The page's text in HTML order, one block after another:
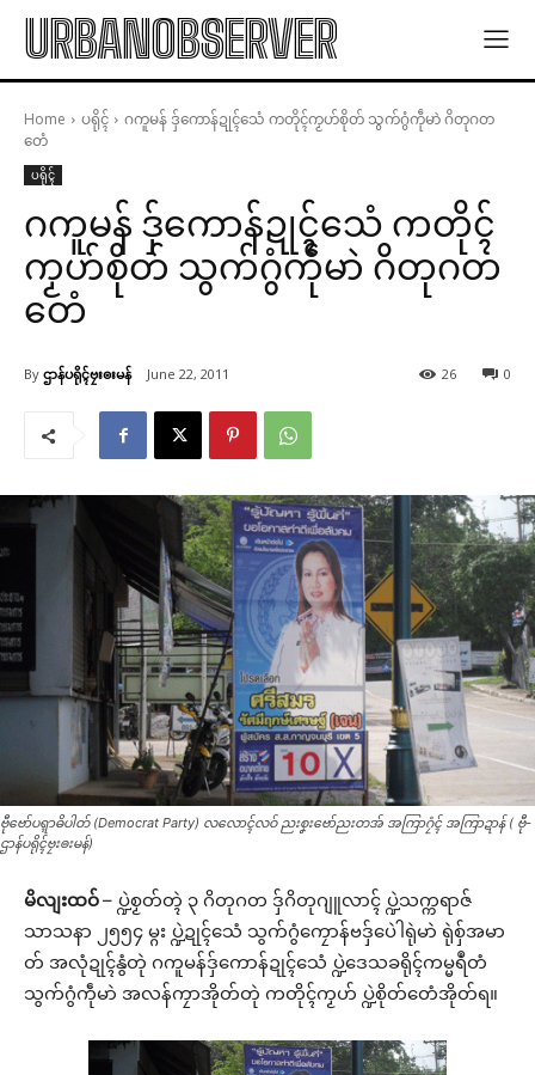
URBANOBSERVER
Home ပရိုၚ်
ဂကူမန် ဒှ်ကောန်ဍုၚ်သေံ ကတိုၚ်ကၟဟ်စိုတ် သွက်ဂွံကဵုမာဲ ဂိတုဂတ
တေံ
ပရိုၚ်
ဂကူမန် ဒှ်ကောန်ဍုၚ်သေံ ကတိုၚ်
ကၟဟ်စိုတ် သွက်ဂွံကဵုမာဲ ဂိတုဂတ
တေံ
By ဌာန်ပရိုၚ်ဗၠးၜးမန် June 22, 2011 0
26
ဗီုဗော်ပရ္ၚာဓိပါတ် (Democrat Party) လလောၚ်လဝ် ညးစၞးဗော်ညးတအ် အကြာဂၠံၚ် အကြာဍာန် ( ဗီု-
ဌာန်ပရိုၚ်ဗၠးၜးမန်)
မိလျးထဝ်– ပ္ဍဲစၟတ်တ္ၚဲ ၃ ဂိတုဂတ ဒှ်ဂိတုဂျူလာၚ် ပ္ဍဲသက္ကရာဇ်
သာသနာ ၂၅၅၄ မ္ဂး ပ္ဍဲဍုၚ်သေံ သွက်ဂွံကၠောန်ဗဒှ်ပေဲါရုဲမာဲ ရုဲစှ်အမာ
တ် အလုံဍုၚ်နွံတုဲ ဂကူမန်ဒှ်ကောန်ဍုၚ်သေံ ပ္ဍဲဒေသခရိုၚ်ကမ္မရဳတံ
သွက်ဂွံကဵုမာဲ အလန်ကၠာအိုတ်တုဲ ကတိုၚ်ကၟဟ် ပ္ဍဲစိုတ်တေံအိုတ်ရ။